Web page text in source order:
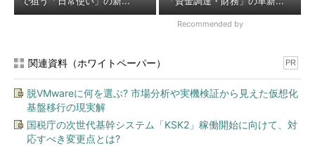
Recommended by
関連資料（ホワイトペーパー） PR
脱VMwareに何を選ぶ? 市場分析や実機検証から見えた仮想化
基盤移行の現実解
国税庁の次世代基幹システム「KSK2」稼働開始に向けて、対
応すべき変更点とは?